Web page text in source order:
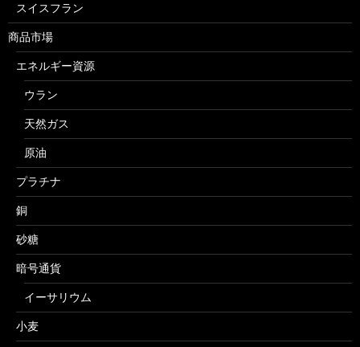
スイスフラン
商品市場
エネルギー資源
ウラン
天然ガス
原油
プラチナ
銅
砂糖
暗号通貨
イーサリウム
小麦